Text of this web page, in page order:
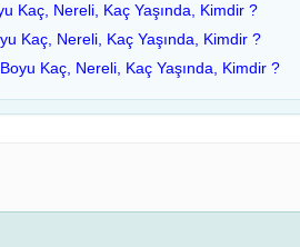
Kaç, Nereli, Kaç Yaşında, Kimdir ?
Kaç, Nereli, Kaç Yaşında, Kimdir ?
Kaç, Nereli, Kaç Yaşında, Kimdir ?